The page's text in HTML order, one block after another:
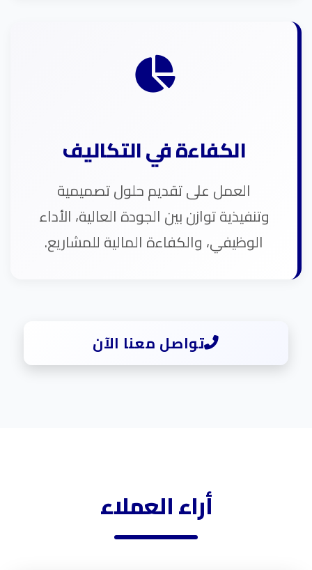
الكفاءة في التكاليف
العمل على تقديم حلول تصميمية
وتنفيذية توازن بين الجودة العالية، الأداء
الوظيفي، والكفاءة المالية للمشاريع.
تواصل معنا الآن
أراء العملاء